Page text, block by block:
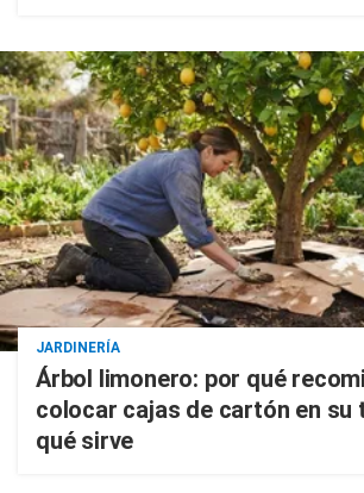
JARDINERÍA
Árbol limonero: por qué
colocar cajas de cartón en su
qué sirve